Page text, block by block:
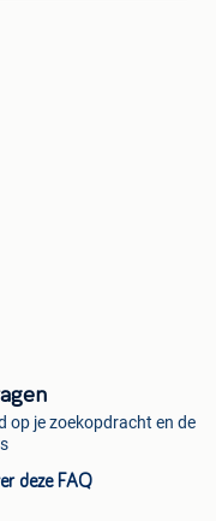
op je zoekopdracht en de
deze FAQ